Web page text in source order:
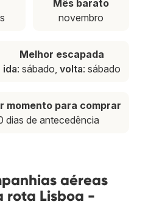
Mês barato
novembro
Melhor escapada
ida: sábado, volta: sábado
momento para comprar
dias de antecedência
aéreas
rota Lisboa -